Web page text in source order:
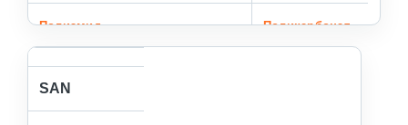
Полиамид Поликарбонат
Полиметилметакрилат
SAN